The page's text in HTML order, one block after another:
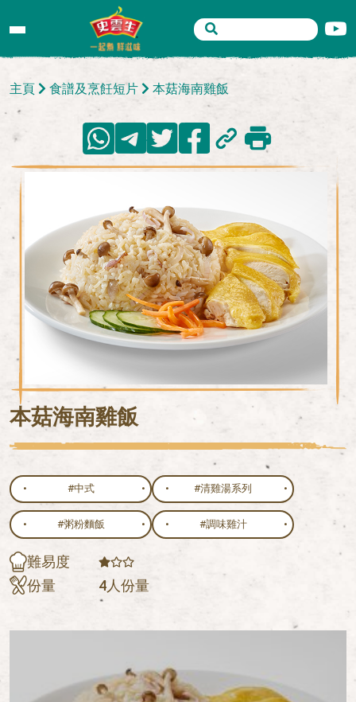
主頁 食譜及烹飪短片 本菇海南雞飯
本菇海南雞飯
#中式 #清雞湯系列
#粥粉麵飯 #調味雞汁
難易度
份量
4人份量